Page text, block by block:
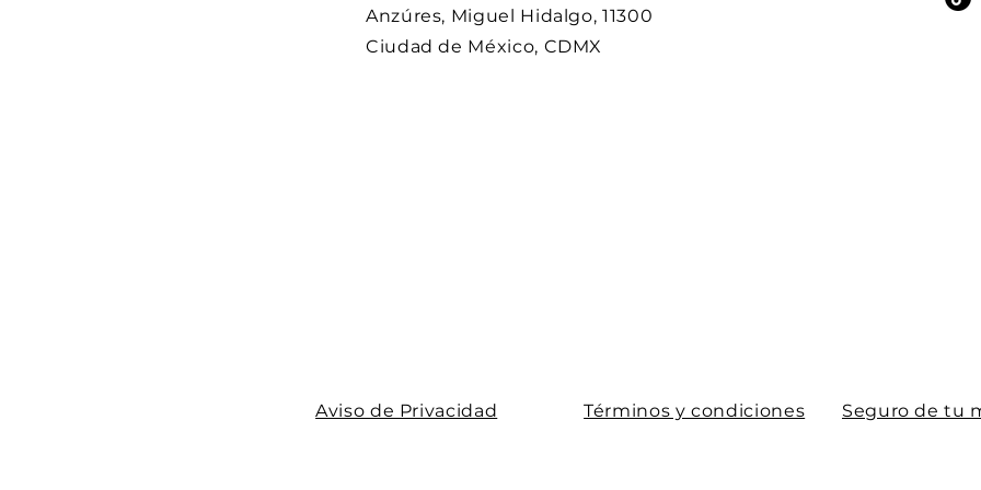
Anzúres, Miguel Hidalgo, 11300
Ciudad de México, CDMX
Aviso de Privacidad Términos y condiciones Seguro de tu